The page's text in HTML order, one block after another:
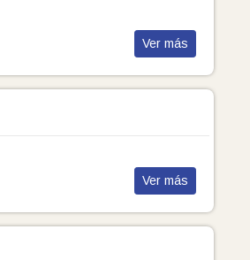
Ver más
Ver más